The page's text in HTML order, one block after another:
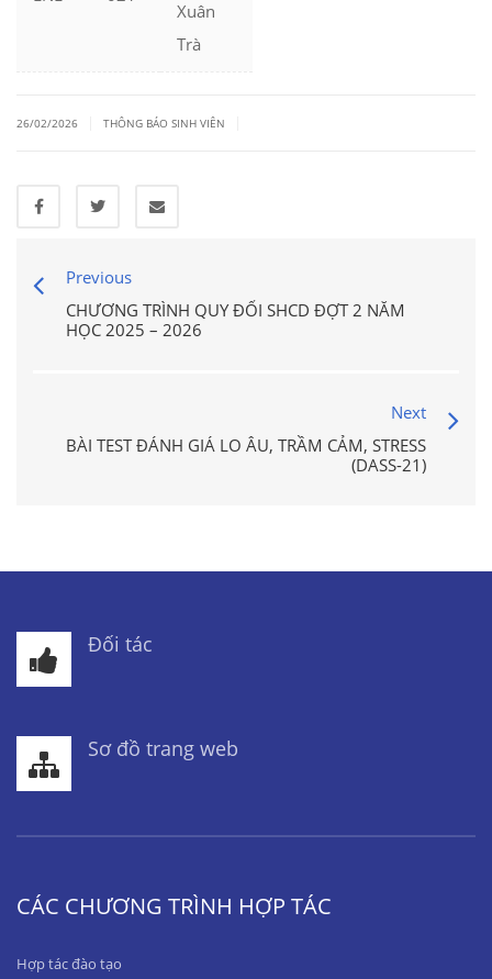
Xuân
Trà
26/02/2026 THÔNG BÁO SINH VIÊN
Previous
CHƯƠNG TRÌNH QUY ĐỔI SHCD ĐỢT 2 NĂM
HỌC 2025 – 2026
Next
BÀI TEST ĐÁNH GIÁ LO ÂU, TRẦM CẢM, STRESS
(DASS-21)
Đối tác
Sơ đồ trang web
CÁC CHƯƠNG TRÌNH HỢP TÁC
Hợp tác đào tạo